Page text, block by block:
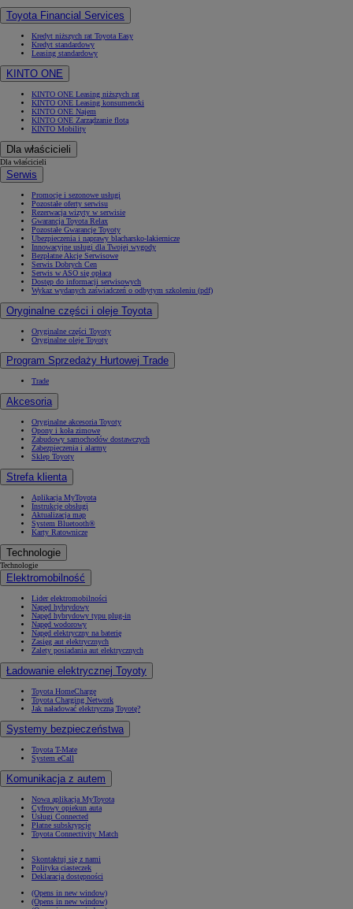
Toyota Financial Services
Kredyt niższych rat Toyota Easy
Kredyt standardowy
Leasing standardowy
KINTO ONE
KINTO ONE Leasing niższych rat
KINTO ONE Leasing konsumencki
KINTO ONE Najem
KINTO ONE Zarządzanie flotą
KINTO Mobility
Dla właścicieli
Dla właścicieli
Serwis
Promocje i sezonowe usługi
Pozostałe oferty serwisu
Rezerwacja wizyty w serwisie
Gwarancja Toyota Relax
Pozostałe Gwarancje Toyoty
Ubezpieczenia i naprawy blacharsko-lakiernicze
Innowacyjne usługi dla Twojej wygody
Bezpłatne Akcje Serwisowe
Serwis Dobrych Cen
Serwis w ASO się opłaca
Dostęp do informacji serwisowych
Wykaz wydanych zaświadczeń o odbytym szkoleniu (pdf)
Oryginalne części i oleje Toyota
Oryginalne części Toyoty
Oryginalne oleje Toyoty
Program Sprzedaży Hurtowej Trade
Trade
Akcesoria
Oryginalne akcesoria Toyoty
Opony i koła zimowe
Zabudowy samochodów dostawczych
Zabezpieczenia i alarmy
Sklep Toyoty
Strefa klienta
Aplikacja MyToyota
Instrukcje obsługi
Aktualizacja map
System Bluetooth®
Karty Ratownicze
Technologie
Technologie
Elektromobilność
Lider elektromobilności
Napęd hybrydowy
Napęd hybrydowy typu plug-in
Napęd wodorowy
Napęd elektryczny na baterię
Zasięg aut elektrycznych
Zalety posiadania aut elektrycznych
Ładowanie elektrycznej Toyoty
Toyota HomeCharge
Toyota Charging Network
Jak naładować elektryczną Toyotę?
Systemy bezpieczeństwa
Toyota T-Mate
System eCall
Komunikacja z autem
Nowa aplikacja MyToyota
Cyfrowy opiekun auta
Usługi Connected
Płatne subskrypcje
Toyota Connectivity Match
Skontaktuj się z nami
Polityka ciasteczek
Deklaracja dostępności
(Opens in new window)
(Opens in new window)